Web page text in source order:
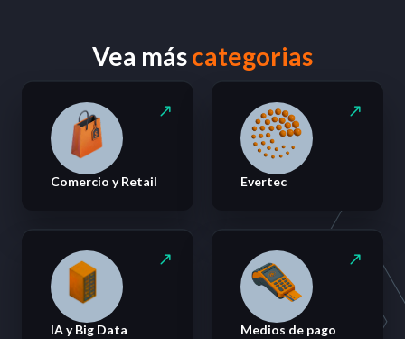
Vea máscategorias
Comercio y Retail Evertec
IA y Big Data Medios de pago